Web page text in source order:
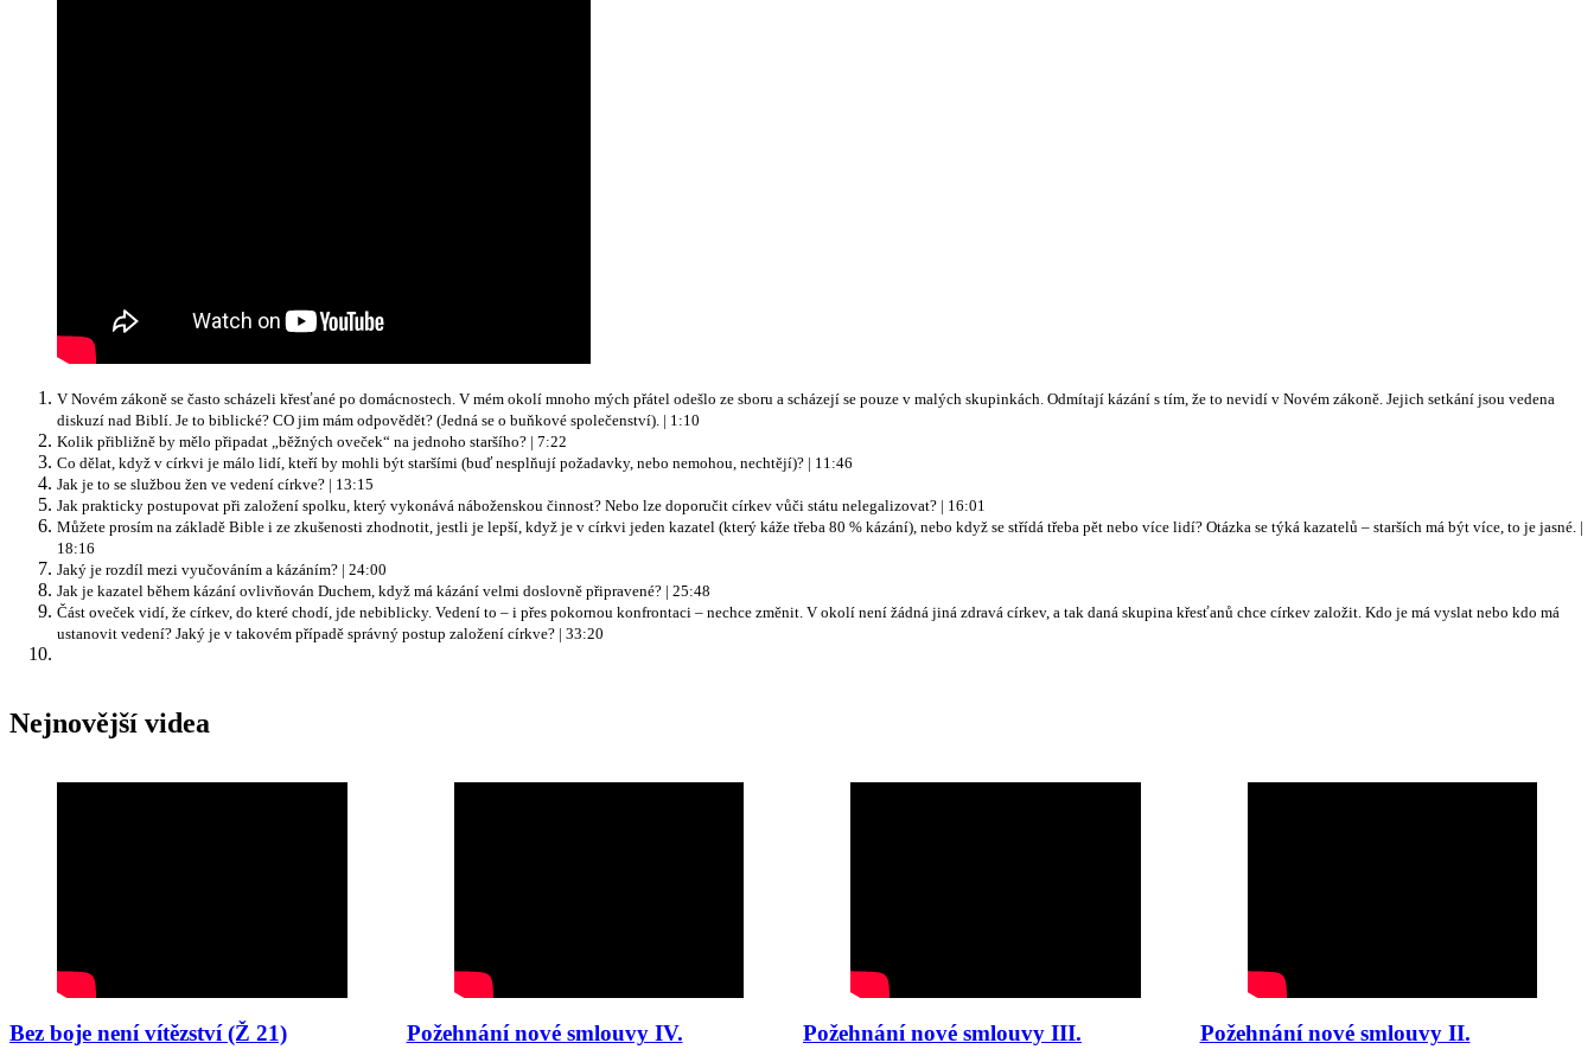
V Novém zákoně se často scházeli křesťané po domácnostech. V mém okolí mnoho mých přátel odešlo ze sboru a scházejí se pouze v malých skupinkách. Odmítají kázání s tím, že to nevidí v Novém zákoně. Jejich setkání jsou vedena
diskuzí nad Biblí. Je to biblické? CO jim mám odpovědět? (Jedná se o buňkové společenství). | 1:10
Kolik přibližně by mělo připadat „běžných oveček“ na jednoho staršího? | 7:22
Co dělat, když v církvi je málo lidí, kteří by mohli být staršími (buď nesplňují požadavky, nebo nemohou, nechtějí)? | 11:46
Jak je to se službou žen ve vedení církve? | 13:15
Jak prakticky postupovat při založení spolku, který vykonává náboženskou činnost? Nebo lze doporučit církev vůči státu nelegalizovat? | 16:01
Můžete prosím na základě Bible i ze zkušenosti zhodnotit, jestli je lepší, když je v církvi jeden kazatel (který káže třeba 80 % kázání), nebo když se střídá třeba pět nebo více lidí? Otázka se týká kazatelů – starších má být více, to je jasné. |
18:16
Jaký je rozdíl mezi vyučováním a kázáním? | 24:00
Jak je kazatel během kázání ovlivňován Duchem, když má kázání velmi doslovně připravené? | 25:48
Část oveček vidí, že církev, do které chodí, jde nebiblicky. Vedení to – i přes pokornou konfrontaci – nechce změnit. V okolí není žádná jiná zdravá církev, a tak daná skupina křesťanů chce církev založit. Kdo je má vyslat nebo kdo má
ustanovit vedení? Jaký je v takovém případě správný postup založení církve? | 33:20
Nejnovější videa
Bez boje není vítězství (Ž 21) Požehnání nové smlouvy IV. Požehnání nové smlouvy III. Požehnání nové smlouvy II.